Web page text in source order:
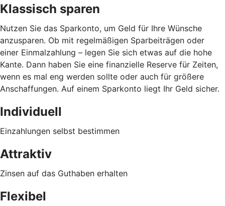
Klassisch sparen
Nutzen Sie das Sparkonto, um Geld für Ihre Wünsche
anzusparen. Ob mit regelmäßigen Sparbeiträgen oder
einer Einmalzahlung – legen Sie sich etwas auf die hohe
Kante. Dann haben Sie eine finanzielle Reserve für Zeiten,
wenn es mal eng werden sollte oder auch für größere
Anschaffungen. Auf einem Sparkonto liegt Ihr Geld sicher.
Individuell
Einzahlungen selbst bestimmen
Attraktiv
Zinsen auf das Guthaben erhalten
Flexibel